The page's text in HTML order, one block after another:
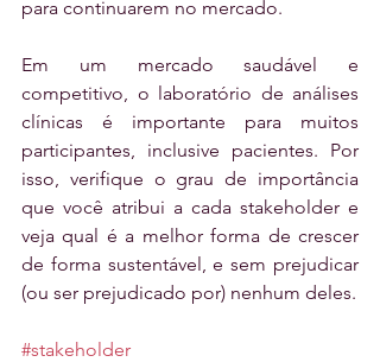
para continuarem no mercado.
Em um mercado saudável e
competitivo, o laboratório de análises
clínicas é importante para muitos
participantes, inclusive pacientes. Por
isso, verifique o grau de importância
que você atribui a cada stakeholder e
veja qual é a melhor forma de crescer
de forma sustentável, e sem prejudicar
(ou ser prejudicado por) nenhum deles.
#stakeholder